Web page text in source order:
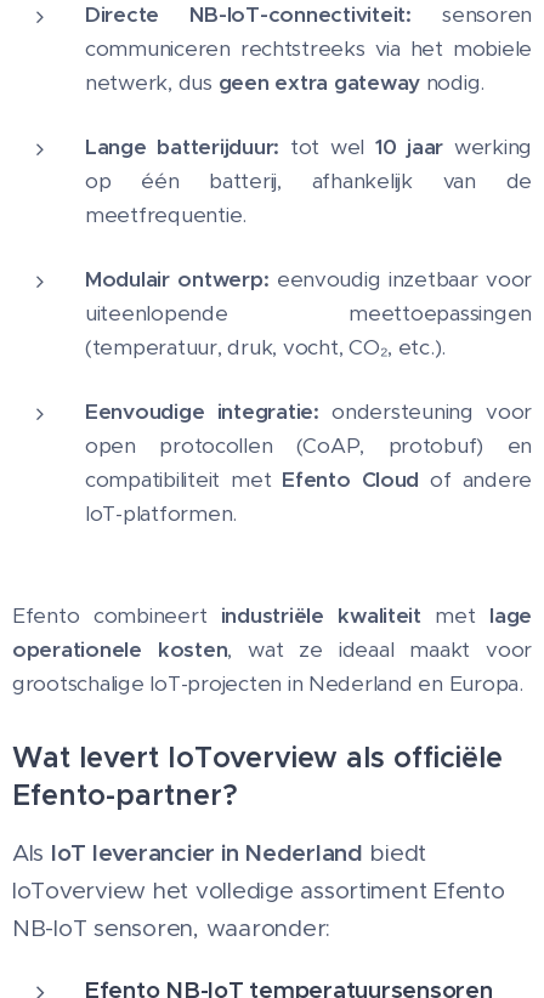
Directe NB-IoT-connectiviteit: sensoren
communiceren rechtstreeks via het mobiele
netwerk, dus geen extra gateway nodig.
Lange batterijduur: tot wel 10 jaar werking
op één batterij, afhankelijk van de
meetfrequentie.
Modulair ontwerp: eenvoudig inzetbaar voor
uiteenlopende meettoepassingen
(temperatuur, druk, vocht, CO₂, etc.).
Eenvoudige integratie: ondersteuning voor
open protocollen (CoAP, protobuf) en
compatibiliteit met Efento Cloud of andere
IoT-platformen.
Efento combineert industriële kwaliteit met lage
operationele kosten, wat ze ideaal maakt voor
grootschalige IoT-projecten in Nederland en Europa.
Wat levert IoToverview als officiële
Efento-partner?
Als IoT leverancier in Nederland biedt
IoToverview het volledige assortiment Efento
NB-IoT sensoren, waaronder:
Efento NB-IoT temperatuursensoren